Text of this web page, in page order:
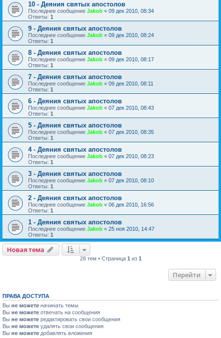
10 - Деяния святых апостолов
Последнее сообщение Jakob « 09 дек 2010, 08:34
Ответы: 1
9 - Деяния святых апостолов
Последнее сообщение Jakob « 09 дек 2010, 08:24
Ответы: 1
8 - Деяния святых апостолов
Последнее сообщение Jakob « 09 дек 2010, 08:17
Ответы: 1
7 - Деяния святых апостолов
Последнее сообщение Jakob « 09 дек 2010, 08:11
Ответы: 1
6 - Деяния святых апостолов
Последнее сообщение Jakob « 07 дек 2010, 08:43
Ответы: 1
5 - Деяния святых апостолов
Последнее сообщение Jakob « 07 дек 2010, 08:35
Ответы: 1
4 - Деяния святых апостолов
Последнее сообщение Jakob « 07 дек 2010, 08:23
Ответы: 1
3 - Деяния святых апостолов
Последнее сообщение Jakob « 07 дек 2010, 08:10
Ответы: 1
2 - Деяния святых апостолов
Последнее сообщение Jakob « 06 дек 2010, 16:56
Ответы: 1
1 - Деяния святых апостолов
Последнее сообщение Jakob « 25 ноя 2010, 14:47
Ответы: 1
Новая тема
28 тем • Страница 1 из 1
Перейти
ПРАВА ДОСТУПА
Вы не можете начинать темы
Вы не можете отвечать на сообщения
Вы не можете редактировать свои сообщения
Вы не можете удалять свои сообщения
Вы не можете добавлять вложения